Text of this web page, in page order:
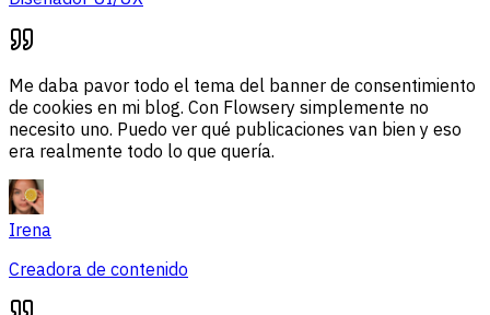
Me daba pavor todo el tema del banner de consentimiento
de cookies en mi blog. Con Flowsery simplemente no
necesito uno. Puedo ver qué publicaciones van bien y eso
era realmente todo lo que quería.
Irena
Creadora de contenido